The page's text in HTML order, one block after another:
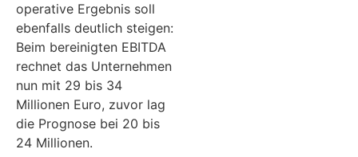
operative Ergebnis soll
ebenfalls deutlich steigen:
Beim bereinigten EBITDA
rechnet das Unternehmen
nun mit 29 bis 34
Millionen Euro, zuvor lag
die Prognose bei 20 bis
24 Millionen.